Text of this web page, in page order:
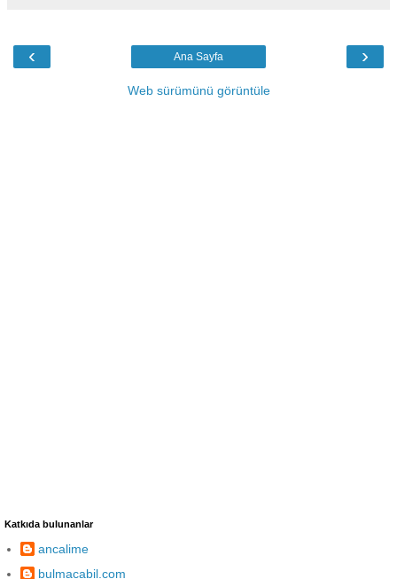
‹ ›
Ana Sayfa
Web sürümünü görüntüle
Katkıda bulunanlar
ancalime
bulmacabil.com